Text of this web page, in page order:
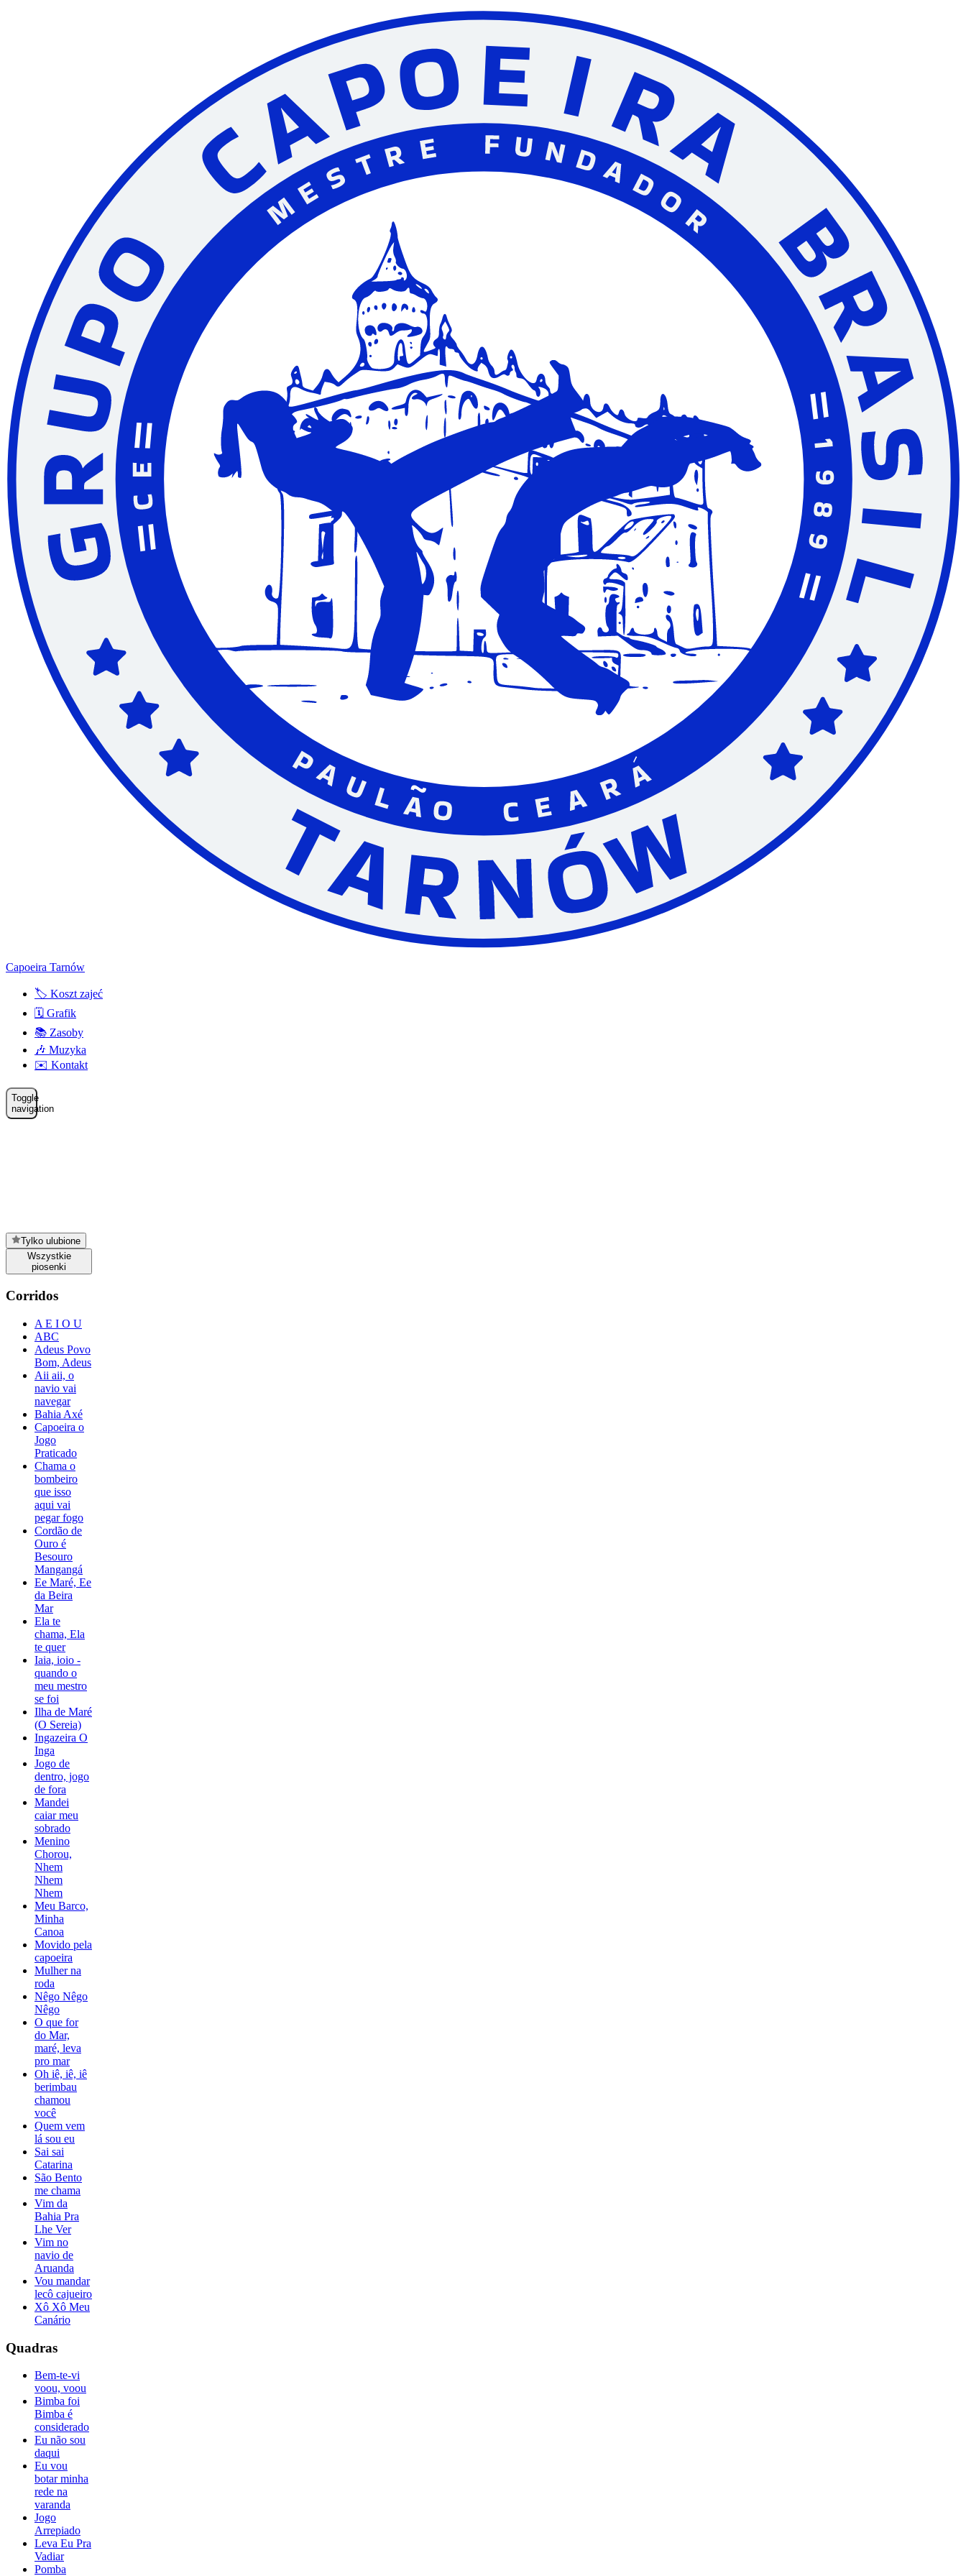
Capoeira Tarnów
🏷️ Koszt zajeć
🗓️ Grafik
📚 Zasoby
🎶 Muzyka
✉️ Kontakt
Toggle
navigation
Tylko ulubione
Wszystkie
piosenki
Corridos
A E I O U
ABC
Adeus Povo
Bom, Adeus
Aii aii, o
navio vai
navegar
Bahia Axé
Capoeira o
Jogo
Praticado
Chama o
bombeiro
que isso
aqui vai
pegar fogo
Cordão de
Ouro é
Besouro
Mangangá
Ee Maré, Ee
da Beira
Mar
Ela te
chama, Ela
te quer
Iaia, ioio -
quando o
meu mestro
se foi
Ilha de Maré
(O Sereia)
Ingazeira O
Inga
Jogo de
dentro, jogo
de fora
Mandei
caiar meu
sobrado
Menino
Chorou,
Nhem
Nhem
Nhem
Meu Barco,
Minha
Canoa
Movido pela
capoeira
Mulher na
roda
Nêgo Nêgo
Nêgo
O que for
do Mar,
maré, leva
pro mar
Oh iê, iê, iê
berimbau
chamou
você
Quem vem
lá sou eu
Sai sai
Catarina
São Bento
me chama
Vim da
Bahia Pra
Lhe Ver
Vim no
navio de
Aruanda
Vou mandar
lecô cajueiro
Xô Xô Meu
Canário
Quadras
Bem-te-vi
voou, voou
Bimba foi
Bimba é
considerado
Eu não sou
daqui
Eu vou
botar minha
rede na
varanda
Jogo
Arrepiado
Leva Eu Pra
Vadiar
Pomba